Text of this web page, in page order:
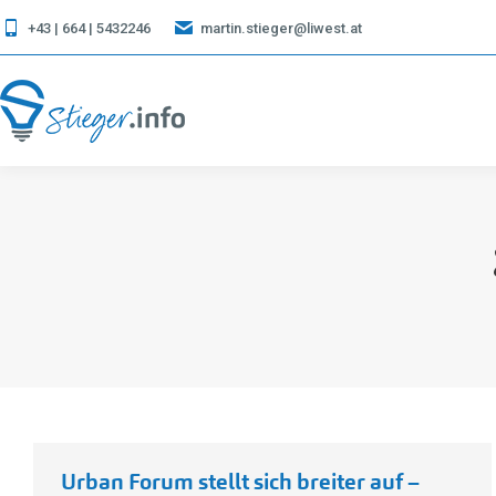
+43 | 664 | 5432246 martin.stieger@liwest.at
Urban Forum stellt sich breiter auf –